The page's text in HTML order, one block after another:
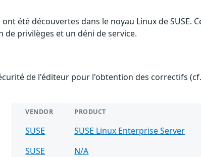
été découvertes dans le noyau Linux de
de privilèges et un déni de service.
de l'éditeur pour l'obtention des correctifs
VENDOR PRODUCT
SUSE SUSE Linux Enterprise Server
SUSE
N/A